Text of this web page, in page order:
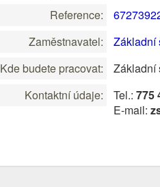
Reference:
Zaměstnavatel:
Základní
Kde budete pracovat:
Základní
Kontaktní údaje:
Tel.: 775
E-mail: